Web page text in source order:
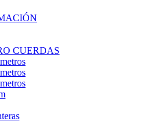
CUERDAS